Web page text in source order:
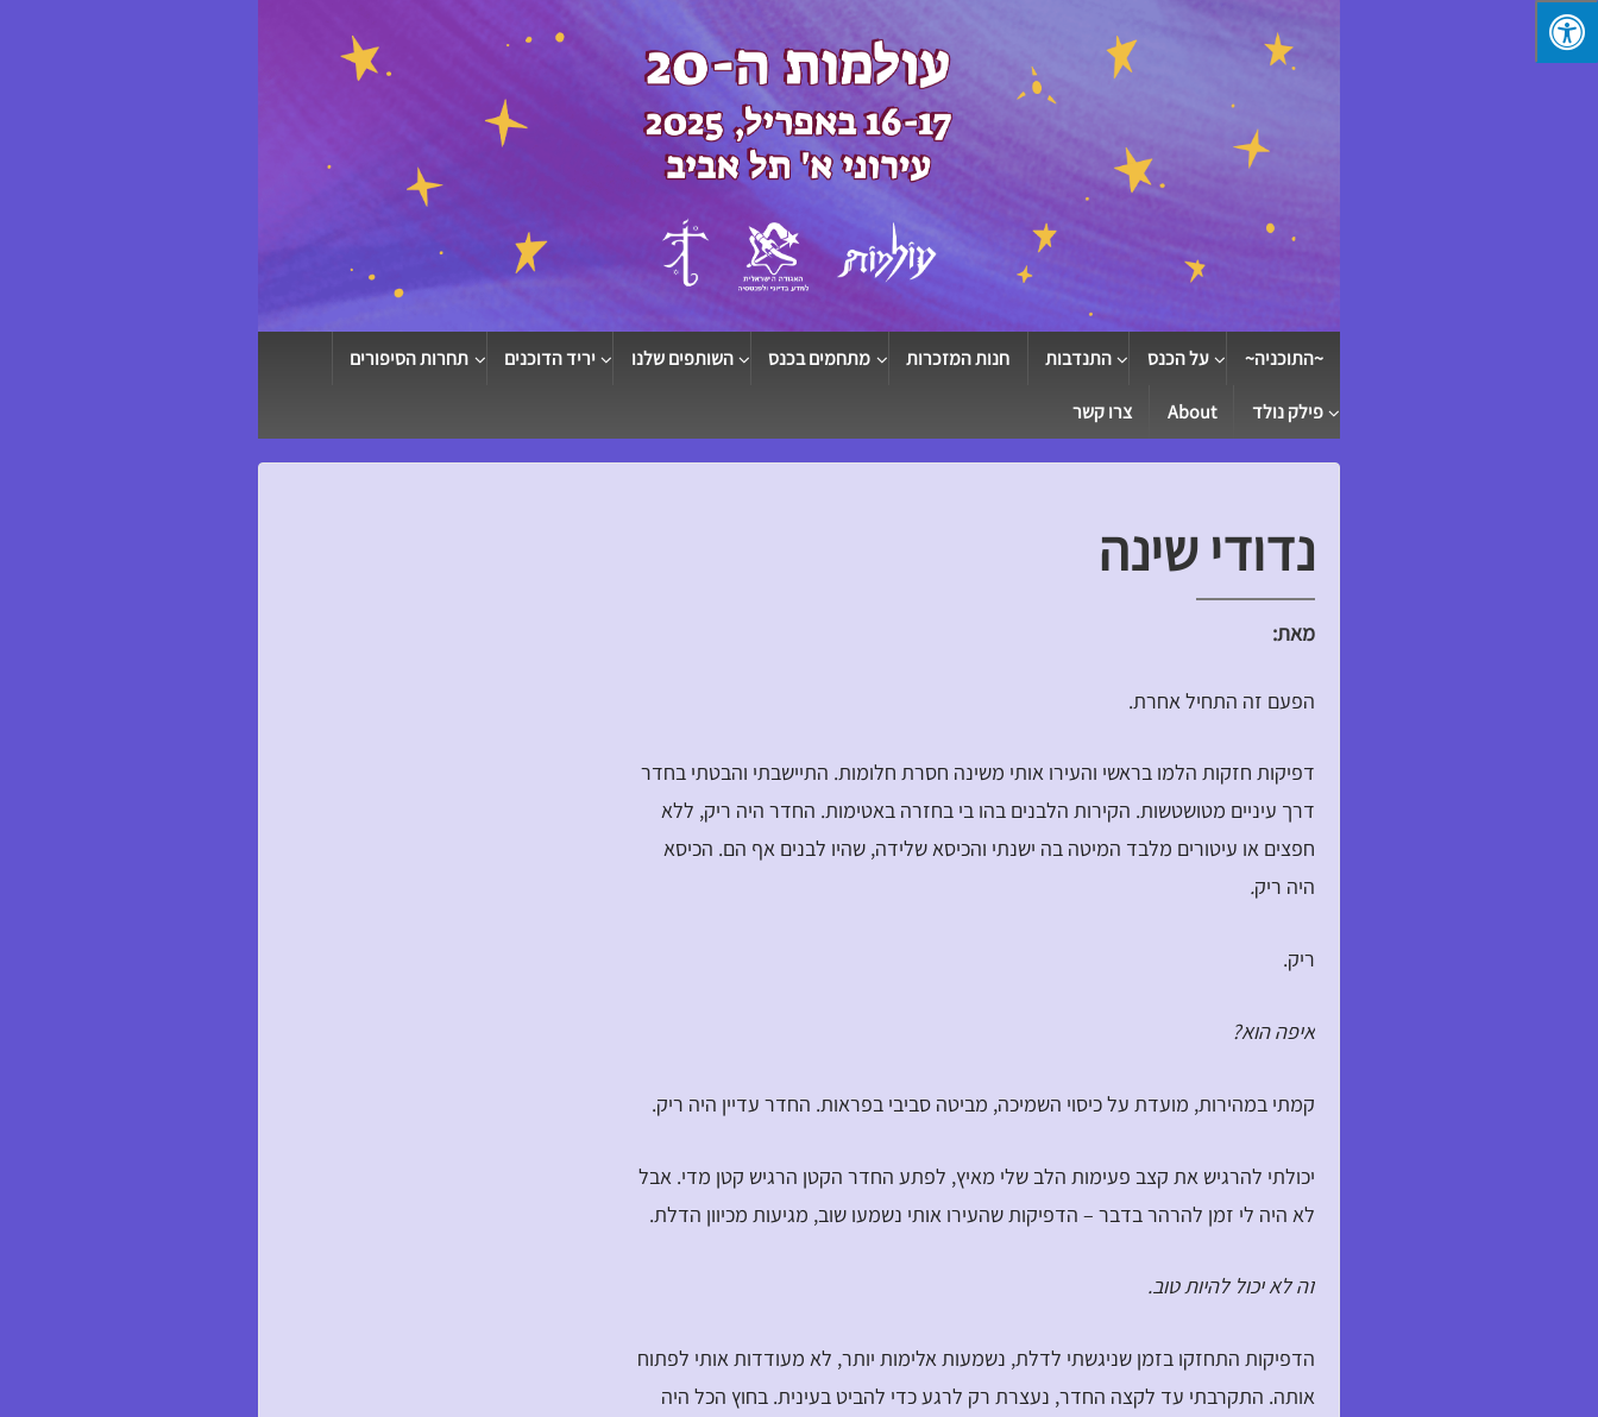
CONTENT
~התוכניה~ על הכנס התנדבות חנות המזכרות מתחמים בכנס השותפים שלנו יריד הדוכנים תחרות הסיפורים
פילק נולד About צרו קשר
נדודי שינה
מאת:
הפעם זה התחיל אחרת.
דפיקות חזקות הלמו בראשי והעירו אותי משינה חסרת חלומות. התיישבתי והבטתי בחדר
דרך עיניים מטושטשות. הקירות הלבנים בהו בי בחזרה באטימות. החדר היה ריק, ללא
חפצים או עיטורים מלבד המיטה בה ישנתי והכיסא שלידה, שהיו לבנים אף הם. הכיסא
היה ריק.
ריק.
איפה הוא?
קמתי במהירות, מועדת על כיסוי השמיכה, מביטה סביבי בפראות. החדר עדיין היה ריק.
יכולתי להרגיש את קצב פעימות הלב שלי מאיץ, לפתע החדר הקטן הרגיש קטן מדי. אבל
לא היה לי זמן להרהר בדבר – הדפיקות שהעירו אותי נשמעו שוב, מגיעות מכיוון הדלת.
זה לא יכול להיות טוב.
הדפיקות התחזקו בזמן שניגשתי לדלת, נשמעות אלימות יותר, לא מעודדות אותי לפתוח
אותה. התקרבתי עד לקצה החדר, נעצרת רק לרגע כדי להביט בעינית. בחוץ הכל היה